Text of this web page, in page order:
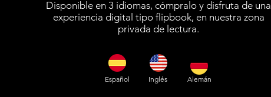
Disponible en 3 idiomas, cómpralo y disfruta de una
experiencia digital tipo flipbook, en nuestra zona
privada de lectura.
Español Inglés Alemán